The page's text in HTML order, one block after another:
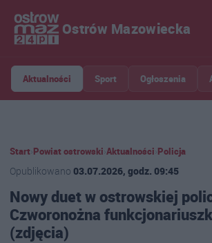
Ostrów Mazowiecka
Aktualności Sport Ogłoszenia
Start Powiat ostrowski Aktualności Policja
Opublikowano 03.07.2026, godz. 09:45
Nowy duet w ostrowskiej
Czworonożna
(zdjęcia)